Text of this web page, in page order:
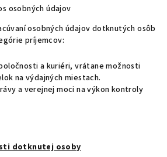
osobných údajov
osobných údajov dotknutých osôb
príjemcov:
a kuriéri, vrátane možnosti
na výdajných miestach.
a verejnej moci na výkon kontroly
dotknutej osoby